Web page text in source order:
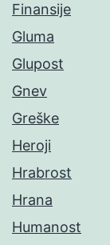
Finansije
Gluma
Glupost
Gnev
Greške
Heroji
Hrabrost
Hrana
Humanost